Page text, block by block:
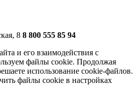
8 8 800 555 85 94
и его взаимодействия с
файлы cookie. Продолжая
использование cookie-файлов.
файлы cookie в настройках